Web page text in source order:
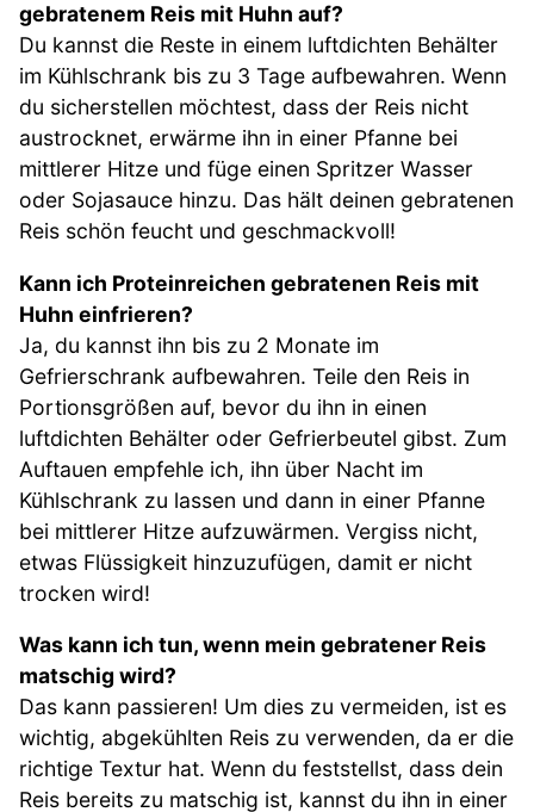
gebratenem Reis mit Huhn auf?
Du kannst die Reste in einem luftdichten Behälter
im Kühlschrank bis zu 3 Tage aufbewahren. Wenn
du sicherstellen möchtest, dass der Reis nicht
austrocknet, erwärme ihn in einer Pfanne bei
mittlerer Hitze und füge einen Spritzer Wasser
oder Sojasauce hinzu. Das hält deinen gebratenen
Reis schön feucht und geschmackvoll!
Kann ich Proteinreichen gebratenen Reis mit
Huhn einfrieren?
Ja, du kannst ihn bis zu 2 Monate im
Gefrierschrank aufbewahren. Teile den Reis in
Portionsgrößen auf, bevor du ihn in einen
luftdichten Behälter oder Gefrierbeutel gibst. Zum
Auftauen empfehle ich, ihn über Nacht im
Kühlschrank zu lassen und dann in einer Pfanne
bei mittlerer Hitze aufzuwärmen. Vergiss nicht,
etwas Flüssigkeit hinzuzufügen, damit er nicht
trocken wird!
Was kann ich tun, wenn mein gebratener Reis
matschig wird?
Das kann passieren! Um dies zu vermeiden, ist es
wichtig, abgekühlten Reis zu verwenden, da er die
richtige Textur hat. Wenn du feststellst, dass dein
Reis bereits zu matschig ist, kannst du ihn in einer